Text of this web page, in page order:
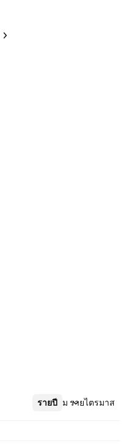
รายปี รายไตรมาส
เพิ่มเติม